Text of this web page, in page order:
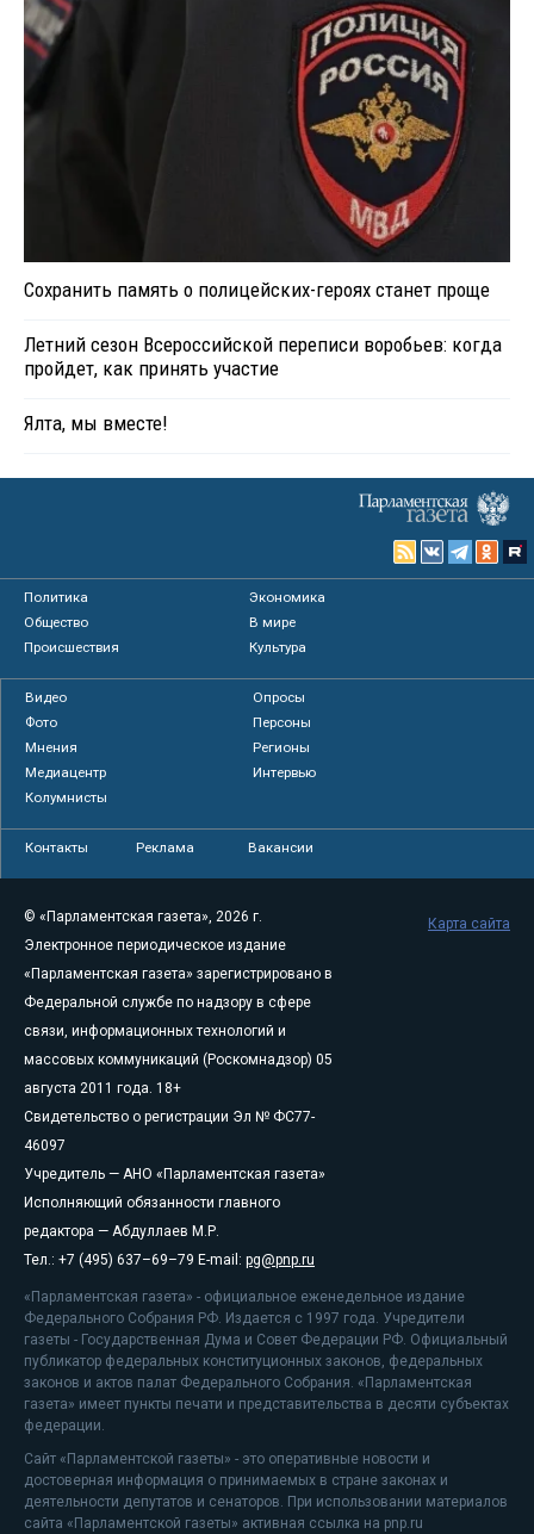
Сохранить память о полицейских-героях станет проще
Летний сезон Всероссийской переписи воробьев: когда
пройдет, как принять участие
Ялта, мы вместе!
Политика
Экономика
Общество
В мире
Происшествия
Культура
Видео
Опросы
Фото
Персоны
Мнения
Регионы
Медиацентр
Интервью
Колумнисты
Контакты Реклама Вакансии
© «Парламентская газета», 2026 г.
Электронное периодическое издание
«Парламентская газета» зарегистрировано в
Федеральной службе по надзору в сфере
связи, информационных технологий и
массовых коммуникаций (Роскомнадзор) 05
августа 2011 года. 18+
Свидетельство о регистрации Эл № ФС77-
46097
Учредитель — АНО «Парламентская газета»
Исполняющий обязанности главного
редактора — Абдуллаев М.Р.
Тел.: +7 (495) 637–69–79 E-mail: pg@pnp.ru
«Парламентская газета» - официальное еженедельное издание
Федерального Собрания РФ. Издается с 1997 года. Учредители
газеты - Государственная Дума и Совет Федерации РФ. Официальный
публикатор федеральных конституционных законов, федеральных
законов и актов палат Федерального Собрания. «Парламентская
газета» имеет пункты печати и представительства в десяти субъектах
федерации.
Сайт «Парламентской газеты» - это оперативные новости и
достоверная информация о принимаемых в стране законах и
деятельности депутатов и сенаторов. При использовании материалов
сайта «Парламентской газеты» активная ссылка на pnp.ru
Карта сайта